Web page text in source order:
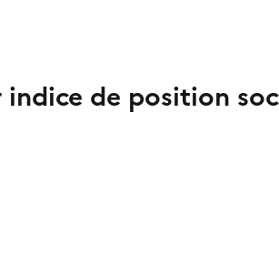
indice de position